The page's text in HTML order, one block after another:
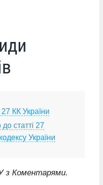
КК України
статті 27
України
з Коментарями.